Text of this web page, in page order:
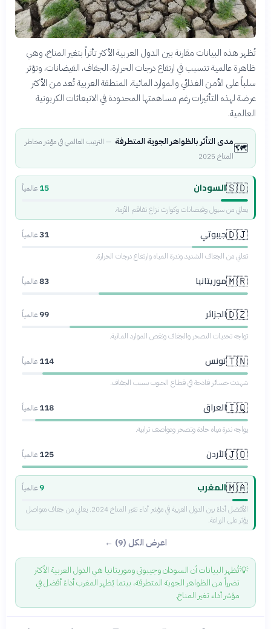
تُظهر هذه البيانات مقارنة بين الدول العربية الأكثر تأثراً بتغير المناخ، وهي
ظاهرة عالمية تتسبب في ارتفاع درجات الحرارة، الجفاف، الفيضانات، وتؤثر
سلباً على الأمن الغذائي والموارد المائية. المنطقة العربية تُعد من الأكثر
عرضة لهذه التأثيرات رغم مساهمتها المحدودة في الانبعاثات الكربونية
العالمية.
🗺️مدى التأثر بالظواهر الجوية المتطرفة — الترتيب العالمي في مؤشر مخاطر
المناخ 2025
🇸🇩السودان 15عالمياً
يعاني من سيول وفيضانات وكوارث نزاع تفاقم الأزمة.
🇩🇯جيبوتي 31عالمياً
تعاني من الجفاف الشديد وندرة المياه وارتفاع درجات الحرارة.
🇲🇷موريتانيا 83عالمياً
🇩🇿الجزائر 99عالمياً
تواجه تحديات التصحر والجفاف ونقص الموارد المائية.
🇹🇳تونس 114عالمياً
شهدت خسائر فادحة في قطاع الحبوب بسبب الجفاف.
🇮🇶العراق 118عالمياً
يواجه ندرة مياه حادة وتصحر وعواصف ترابية.
🇯🇴الأردن 125عالمياً
🇲🇦المغرب 9عالمياً
الأفضل أداءً بين الدول العربية في مؤشر أداء تغير المناخ 2024. يعاني من جفاف متواصل
يؤثر على الزراعة.
اعرض الكل (9) ←
💡تُظهر البيانات أن السودان وجيبوتي وموريتانيا هي الدول العربية الأكثر
تضرراً من الظواهر الجوية المتطرفة، بينما يُظهر المغرب أداءً أفضل في
مؤشر أداء تغير المناخ.